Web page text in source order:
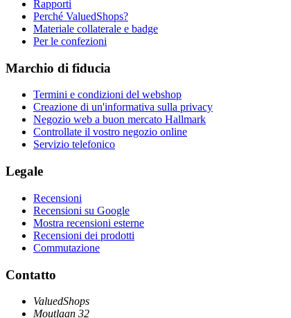
Rapporti
Perché ValuedShops?
Materiale collaterale e badge
Per le confezioni
Marchio di fiducia
Termini e condizioni del webshop
Creazione di un'informativa sulla privacy
Negozio web a buon mercato Hallmark
Controllate il vostro negozio online
Servizio telefonico
Legale
Recensioni
Recensioni su Google
Mostra recensioni esterne
Recensioni dei prodotti
Commutazione
Contatto
ValuedShops
Moutlaan 32